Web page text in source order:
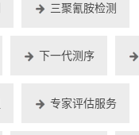
三聚氰胺检测
下一代测序
专家评估服务